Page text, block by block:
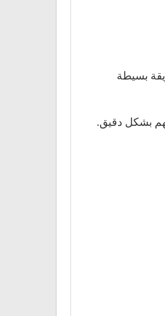
بسيطة
بشكل دقيق.